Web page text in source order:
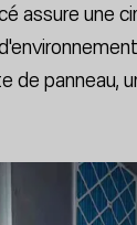
assure une
de panneau,